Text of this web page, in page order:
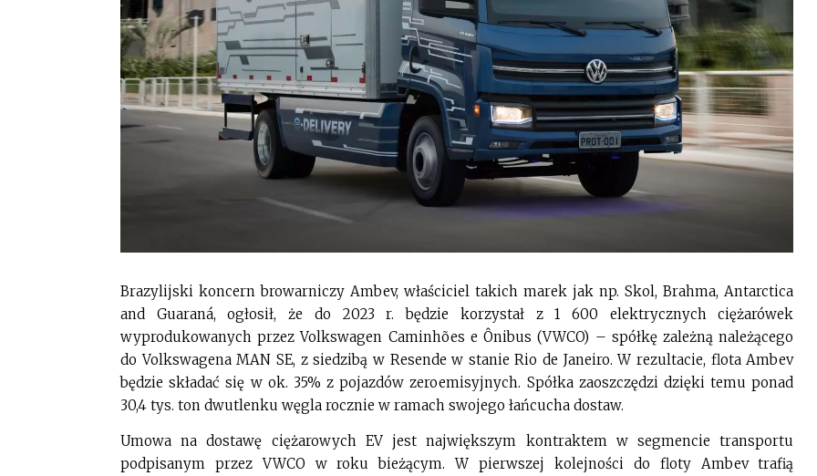
Brazylijski koncern browarniczy Ambev, właściciel takich marek jak np. Skol, Brahma, Antarctica
and Guaraná, ogłosił, że do 2023 r. będzie korzystał z 1 600 elektrycznych ciężarówek
wyprodukowanych przez Volkswagen Caminhões e Ônibus (VWCO) – spółkę zależną należącego
do Volkswagena MAN SE, z siedzibą w Resende w stanie Rio de Janeiro. W rezultacie, flota Ambev
będzie składać się w ok. 35% z pojazdów zeroemisyjnych. Spółka zaoszczędzi dzięki temu ponad
30,4 tys. ton dwutlenku węgla rocznie w ramach swojego łańcucha dostaw.
Umowa na dostawę ciężarowych EV jest największym kontraktem w segmencie transportu
podpisanym przez VWCO w roku bieżącym. W pierwszej kolejności do floty Ambev trafią